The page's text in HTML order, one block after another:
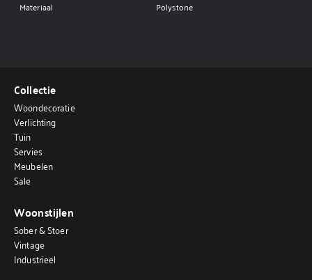
Materiaal
Polystone
Collectie
Woondecoratie
Verlichting
Tuin
Servies
Meubelen
Sale
Woonstijlen
Sober & Stoer
Vintage
Industrieel